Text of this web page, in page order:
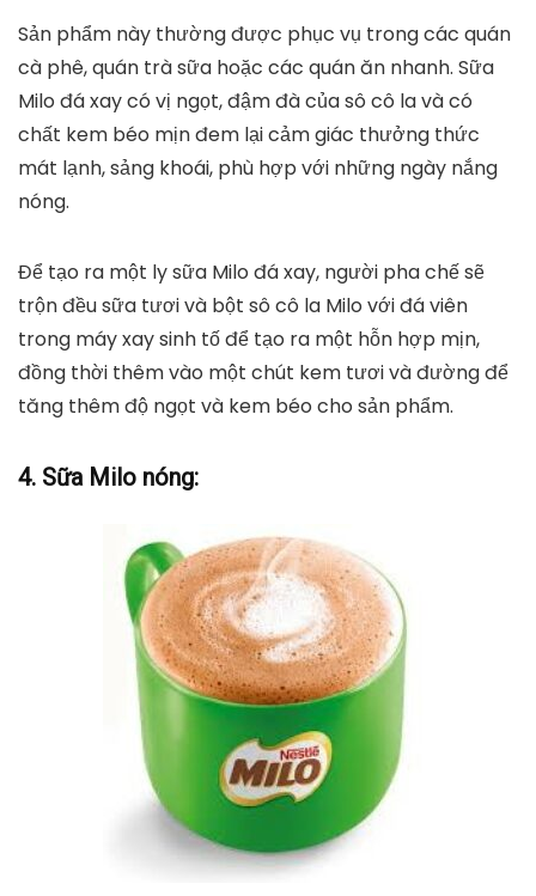
Sản phẩm này thường được phục vụ trong các quán
cà phê, quán trà sữa hoặc các quán ăn nhanh. Sữa
Milo đá xay có vị ngọt, đậm đà của sô cô la và có
chất kem béo mịn đem lại cảm giác thưởng thức
mát lạnh, sảng khoái, phù hợp với những ngày nắng
nóng.
Để tạo ra một ly sữa Milo đá xay, người pha chế sẽ
trộn đều sữa tươi và bột sô cô la Milo với đá viên
trong máy xay sinh tố để tạo ra một hỗn hợp mịn,
đồng thời thêm vào một chút kem tươi và đường để
tăng thêm độ ngọt và kem béo cho sản phẩm.
4. Sữa Milo nóng: